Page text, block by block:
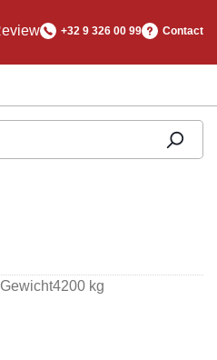
+32 9 326 00 99 Contact
Gewicht4200 kg